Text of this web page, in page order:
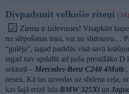
Divpadsmit velkošie riteņi (34)
Ziema ir izdevusies! Visapkārt
nu slēpošanas trasi, vai nu slidotavu…
“gulēja”, tagad parādās visā savā
tagad nav apdalīti arī pašu prestižāko D
sektorā – Mercedes-Benz C240 4Matic
nesen. Kā tas uzvedas uz slidena ceļa,
kas šajā reizē būs BMW 325Xi un